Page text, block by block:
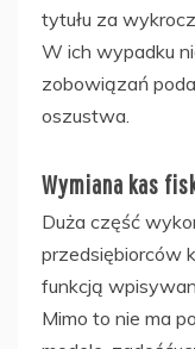
tytułu za
W ich wypadku
zobowiązań
oszustwa.
Wymiana kas
Duża część
przedsiębiorców
funkcją
Mimo to nie ma